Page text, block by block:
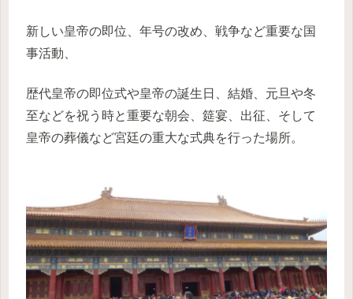
新しい皇帝の即位、年号の改め、戦争など重要な国
事活動、
歴代皇帝の即位式や皇帝の誕生日、結婚、元旦や冬
至などを祝う時と重要な朝会、筵宴、出征、そして
皇帝の葬儀など宮廷の重大な式典を行った場所。